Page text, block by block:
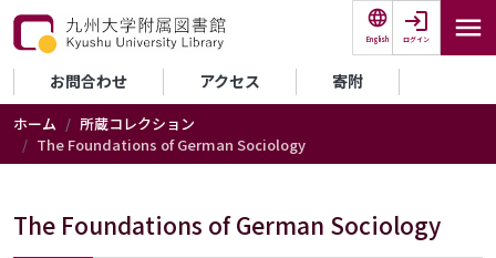
メインコンテンツに移動
English ログイン
セカンダリーメニュー
お問合わせ アクセス 寄附
ホーム
所蔵コレクション
The Foundations of German Sociology
The Foundations of German Sociology